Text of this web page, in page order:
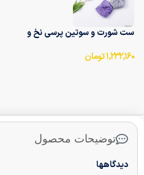
ست شورت و سوتین پرسی نخ و
۱,۲۳۲,۱۶۰تومان
توضیحات محصول
دیدگاهها